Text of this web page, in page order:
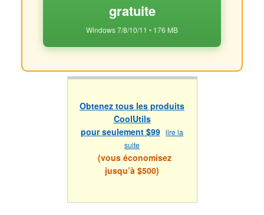
gratuite
Windows 7/8/10/11 • 176 MB
Obtenez tous les produits
CoolUtils
pour seulement $99 lire la
suite
(vous économisez
jusqu’à $500)